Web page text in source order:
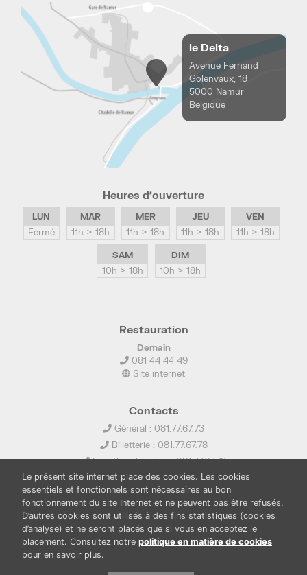
le Delta
Avenue Fernand
Golenvaux, 18
5000 Namur
Belgique
Heures d’ouverture
LUN
Fermé
MAR
11h > 18h
MER
11h > 18h
JEU
11h > 18h
VEN
11h > 18h
SAM
10h > 18h
DIM
10h > 18h
Restauration
Demain
081 44 44 49
Site internet
Contacts
Général : 081.77.67.73
Billetterie : 081.77.67.78
Location de salles : 081.77.67.79
info@ledelta.be
Le présent site internet place des cookies. Les cookies
essentiels et fonctionnels sont nécessaires au bon
fonctionnement du site Internet et ne peuvent pas être refusés.
D’autres cookies sont utilisés à des fins statistiques (cookies
d’analyse) et ne seront placés que si vous en acceptez le
placement. Consultez notre politique en matière de cookies
pour en savoir plus.